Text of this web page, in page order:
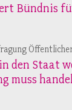
Bündnis
den Staat
muss